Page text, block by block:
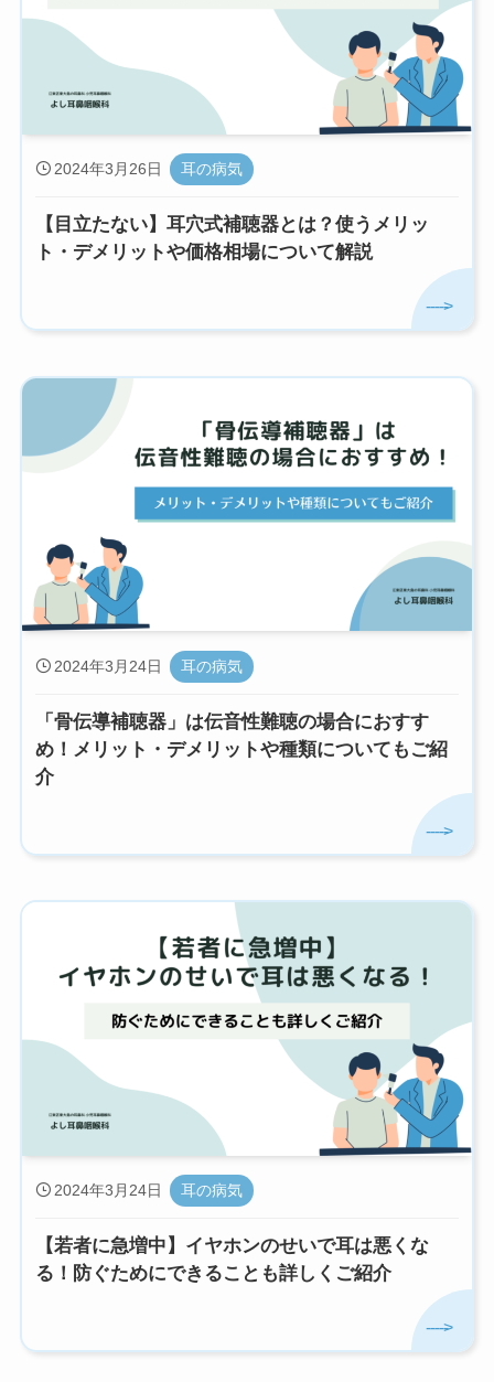
【目立たない】耳穴式補聴器とは？使うメリッ
ト・デメリットや価格相場について解説
2024年3月26日 耳の病気
「骨伝導補聴器」は伝音性難聴の場合におすす
め！メリット・デメリットや種類についてもご紹
介
2024年3月24日 耳の病気
【若者に急増中】イヤホンのせいで耳は悪くな
る！防ぐためにできることも詳しくご紹介
2024年3月24日 耳の病気